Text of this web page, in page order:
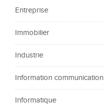
Entreprise
Immobilier
Industrie
Information communication
Informatique